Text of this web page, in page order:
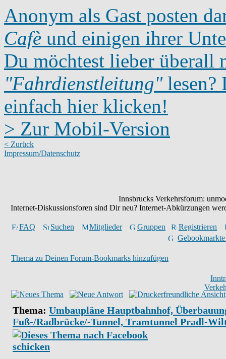
Anonym als Gast posten
Cafè und einigen ihrer
Du möchtest lieber überall
"Fahrdienstleitung"lesen?
einfach hier klicken!
> Zur Mobil-Version
< Zurück
Impressum/Datenschutz
Innsbrucks Verkehrsforum:
Internet-Diskussionsforen sind Dir neu? Internet-Abkürzungen
FAQ Suchen Mitglieder Gruppen
Registrieren
Thema zu Deinen Forum-Bookmarks hinzufügen
Thema: Umbaupläne Hauptbahnhof,
Fuß-/Radbrücke/-Tunnel, Tramtunnel Pradl-